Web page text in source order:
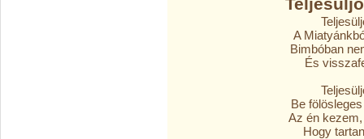
A
Bimbóban
És
Be
Az én
Hogy